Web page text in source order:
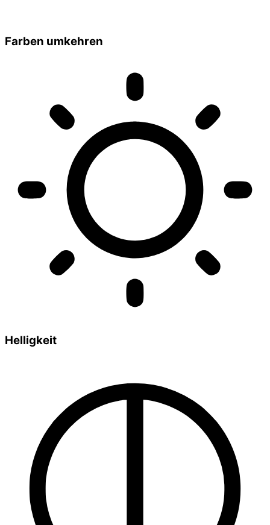
Farben umkehren
Helligkeit